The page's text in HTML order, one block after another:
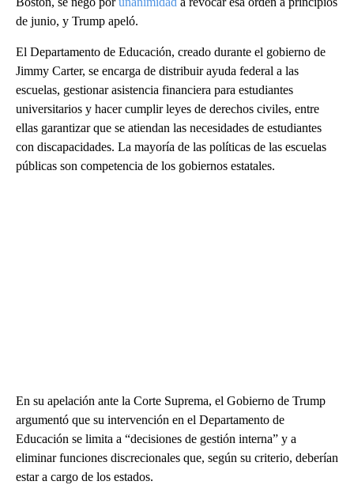
de junio, y Trump apeló.
El Departamento de Educación, creado durante el gobierno de
Jimmy Carter, se encarga de distribuir ayuda federal a las
escuelas, gestionar asistencia financiera para estudiantes
universitarios y hacer cumplir leyes de derechos civiles, entre
ellas garantizar que se atiendan las necesidades de estudiantes
con discapacidades. La mayoría de las políticas de las escuelas
públicas son competencia de los gobiernos estatales.
En su apelación ante la Corte Suprema, el Gobierno de Trump
argumentó que su intervención en el Departamento de
Educación se limita a “decisiones de gestión interna” y a
eliminar funciones discrecionales que, según su criterio, deberían
estar a cargo de los estados.